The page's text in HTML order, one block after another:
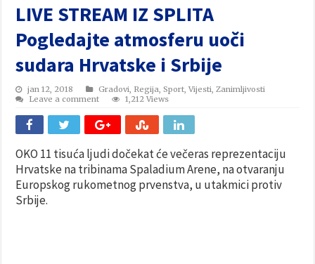
LIVE STREAM IZ SPLITA
Pogledajte atmosferu uoči
sudara Hrvatske i Srbije
jan 12, 2018 Gradovi Regija ,Sport ,Vijesti Zanimljivosti
Leave a comment
1,212 Views
OKO 11 tisuća ljudi dočekat će večeras reprezentaciju
Hrvatske na tribinama Spaladium Arene, na otvaranju
Europskog rukometnog prvenstva, u utakmici protiv
Srbije.